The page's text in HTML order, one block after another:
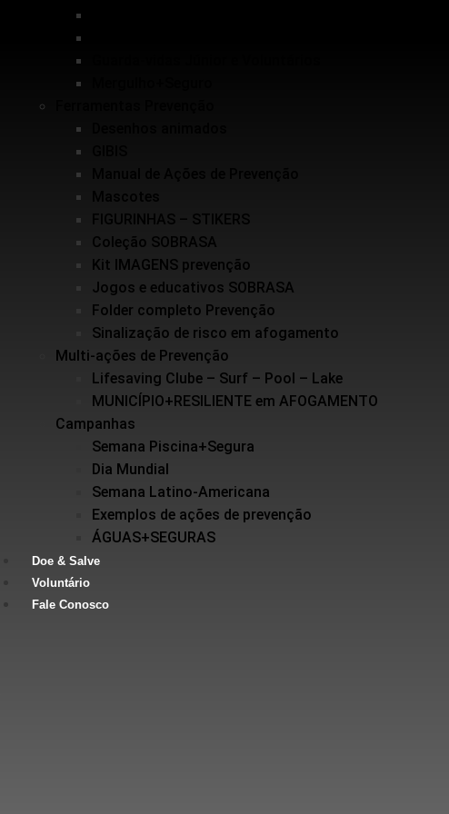
FIGURINHAS – STIKERS
Coleção SOBRASA
Kit IMAGENS prevenção
Jogos e educativos SOBRASA
Folder completo Prevenção
Sinalização de risco em afogamento
Multi-ações de Prevenção
Lifesaving Clube – Surf – Pool – Lake
MUNICÍPIO+RESILIENTE em AFOGAMENTO
Campanhas
Semana Piscina+Segura
Dia Mundial
Semana Latino-Americana
Exemplos de ações de prevenção
ÁGUAS+SEGURAS
Doe & Salve
Voluntário
Fale Conosco